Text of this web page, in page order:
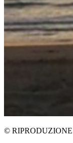
© RIPRODUZIONE